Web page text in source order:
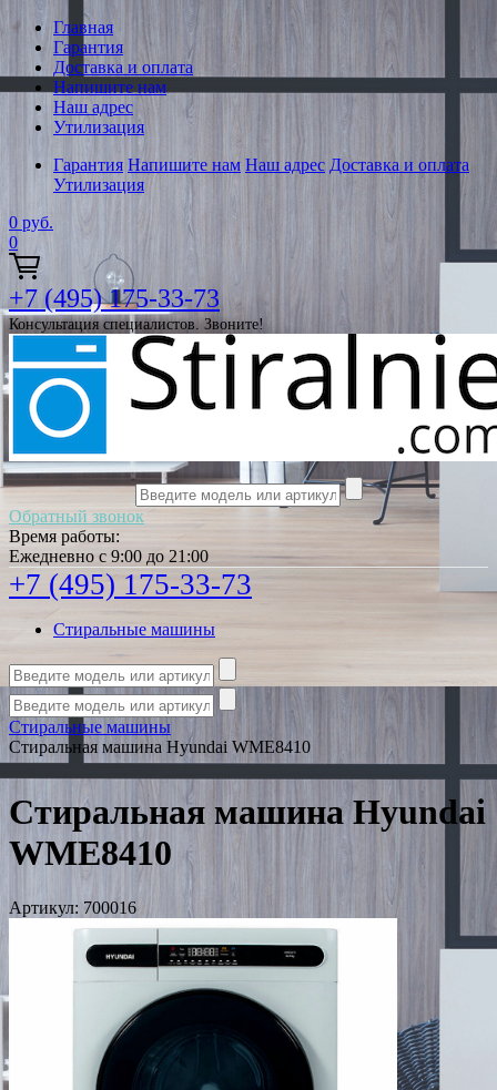
Главная
Гарантия
Доставка и оплата
Напишите нам
Наш адрес
Утилизация
Гарантия Напишите нам Наш адрес Доставка и оплата
Утилизация
0 руб.
0
+7 (495) 175-33-73
Консультация специалистов. Звоните!
Обратный звонок
Время работы:
Ежедневно с 9:00 до 21:00
+7 (495) 175-33-73
Стиральные машины
Стиральные машины
Стиральная машина Hyundai WME8410
Стиральная машина Hyundai
WME8410
Артикул: 700016